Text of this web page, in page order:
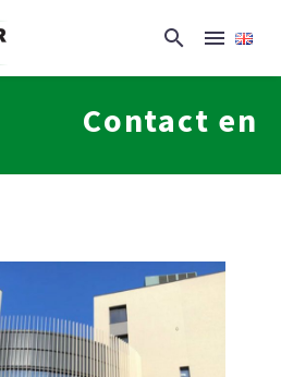
Contact en